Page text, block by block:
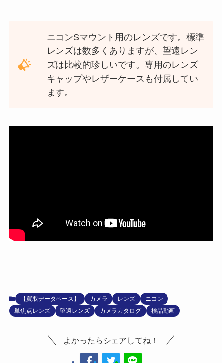
ニコンSマウント用のレンズです。標準
レンズは数多くありますが、望遠レン
ズは比較的珍しいです。専用のレンズ
キャップやレザーケースも付属してい
ます。
【買取データベース】 カメラ レンズ
ニコン
単焦点レンズ
望遠レンズ カメラカタログ 検品動画
よかったらシェアしてね！